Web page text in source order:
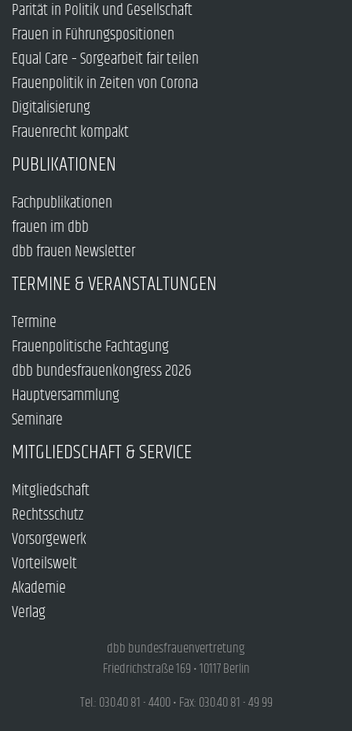
Parität in Politik und Gesellschaft
Frauen in Führungspositionen
Equal Care – Sorgearbeit fair teilen
Frauenpolitik in Zeiten von Corona
Digitalisierung
Frauenrecht kompakt
PUBLIKATIONEN
Fachpublikationen
frauen im dbb
dbb frauen Newsletter
TERMINE & VERANSTALTUNGEN
Termine
Frauenpolitische Fachtagung
dbb bundesfrauenkongress 2026
Hauptversammlung
Seminare
MITGLIEDSCHAFT & SERVICE
Mitgliedschaft
Rechtsschutz
Vorsorgewerk
Vorteilswelt
Akademie
Verlag
dbb bundesfrauenvertretung
Friedrichstraße 169 • 10117 Berlin
Tel.: 030.40 81 - 4400 • Fax: 030.40 81 - 49 99